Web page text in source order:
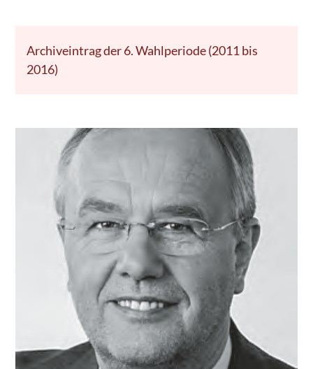
Archiveintrag der 6. Wahlperiode (2011 bis
2016)